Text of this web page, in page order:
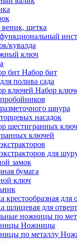
щетка
кувалда
ключ
Набор бит
полива сада
Набор
шнура
насадок
ключей
для
замок
бумага
ключ
крестообразная для
шлицевая для
ножницы по
Ножницы